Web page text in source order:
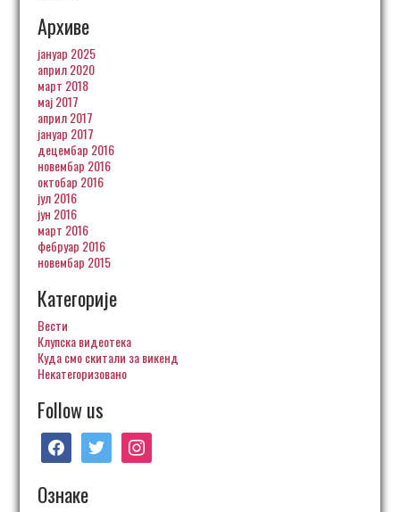
Архиве
јануар 2025
април 2020
март 2018
мај 2017
април 2017
јануар 2017
децембар 2016
новембар 2016
октобар 2016
јул 2016
јун 2016
март 2016
фебруар 2016
новембар 2015
Категорије
Вести
Клупска видеотека
Куда смо скитали за викенд
Некатегоризовано
Follow us
facebooktwitter instagram
Ознаке